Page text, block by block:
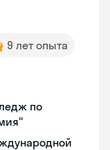
9 лет опыта
по